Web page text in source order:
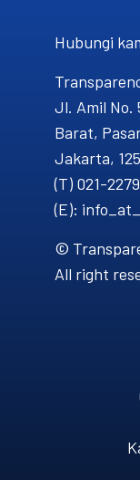
Hubungi
Jl. Amil No.
Barat,
Jakarta,
(T) 021-
(E):
©
All right